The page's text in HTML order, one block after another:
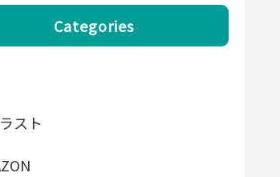
Categories
スト